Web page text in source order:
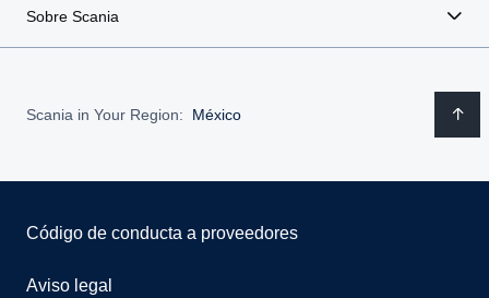
Sobre Scania
Scania in Your Region: México
Código de conducta a proveedores
Aviso legal